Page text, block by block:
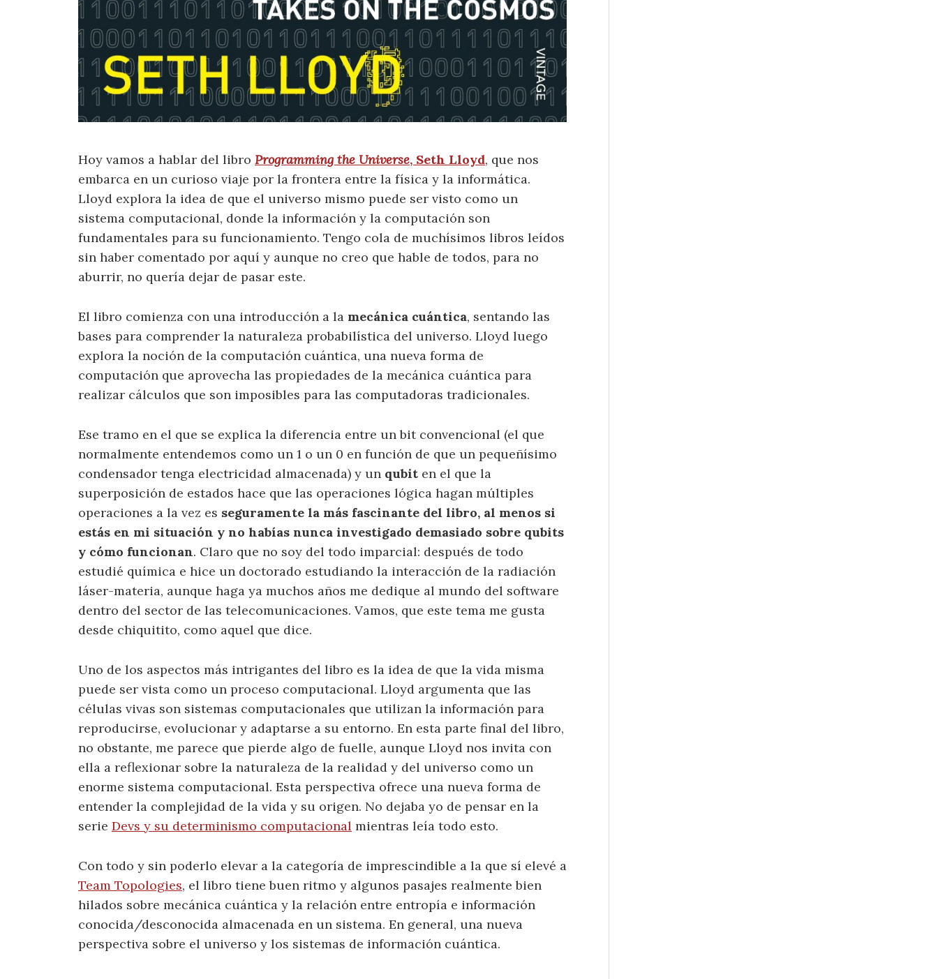
Hoy vamos a hablar del libro Programming the Universe, Seth Lloyd, que nos
embarca en un curioso viaje por la frontera entre la física y la informática.
Lloyd explora la idea de que el universo mismo puede ser visto como un
sistema computacional, donde la información y la computación son
fundamentales para su funcionamiento. Tengo cola de muchísimos libros leídos
sin haber comentado por aquí y aunque no creo que hable de todos, para no
aburrir, no quería dejar de pasar este.
El libro comienza con una introducción a la mecánica cuántica, sentando las
bases para comprender la naturaleza probabilística del universo. Lloyd luego
explora la noción de la computación cuántica, una nueva forma de
computación que aprovecha las propiedades de la mecánica cuántica para
realizar cálculos que son imposibles para las computadoras tradicionales.
Ese tramo en el que se explica la diferencia entre un bit convencional (el que
normalmente entendemos como un 1 o un 0 en función de que un pequeñísimo
condensador tenga electricidad almacenada) y un qubit en el que la
superposición de estados hace que las operaciones lógica hagan múltiples
operaciones a la vez es seguramente la más fascinante del libro, al menos si
estás en mi situación y no habías nunca investigado demasiado sobre qubits
y cómo funcionan. Claro que no soy del todo imparcial: después de todo
estudié química e hice un doctorado estudiando la interacción de la radiación
láser-materia, aunque haga ya muchos años me dedique al mundo del software
dentro del sector de las telecomunicaciones. Vamos, que este tema me gusta
desde chiquitito, como aquel que dice.
Uno de los aspectos más intrigantes del libro es la idea de que la vida misma
puede ser vista como un proceso computacional. Lloyd argumenta que las
células vivas son sistemas computacionales que utilizan la información para
reproducirse, evolucionar y adaptarse a su entorno. En esta parte final del libro,
no obstante, me parece que pierde algo de fuelle, aunque Lloyd nos invita con
ella a reflexionar sobre la naturaleza de la realidad y del universo como un
enorme sistema computacional. Esta perspectiva ofrece una nueva forma de
entender la complejidad de la vida y su origen. No dejaba yo de pensar en la
serie Devs y su determinismo computacional mientras leía todo esto.
Con todo y sin poderlo elevar a la categoría de imprescindible a la que sí elevé a
Team Topologies, el libro tiene buen ritmo y algunos pasajes realmente bien
hilados sobre mecánica cuántica y la relación entre entropía e información
conocida/desconocida almacenada en un sistema. En general, una nueva
perspectiva sobre el universo y los sistemas de información cuántica.